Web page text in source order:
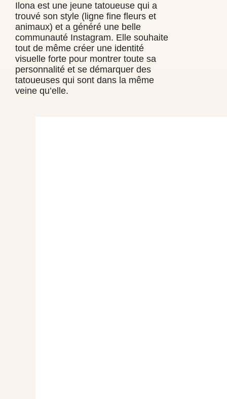
Ilona est une jeune tatoueuse qui a
trouvé son style (ligne fine fleurs et
animaux) et a généré une belle
communauté Instagram. Elle souhaite
tout de même créer une identité
visuelle forte pour montrer toute sa
personnalité et se démarquer des
tatoueuses qui sont dans la même
veine qu’elle.